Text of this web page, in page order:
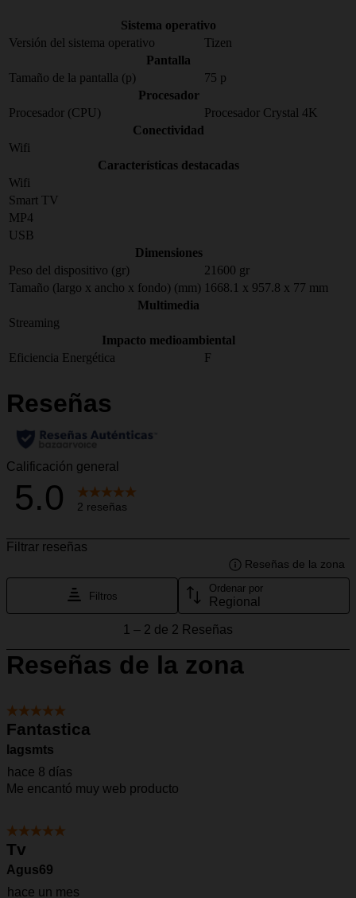
Sistema operativo
Versión del sistema operativo
Tizen
Pantalla
Tamaño de la pantalla (p)
75 p
Procesador
Procesador (CPU)
Procesador Crystal 4K
Conectividad
Wifi
Características destacadas
Wifi
Smart TV
MP4
USB
Dimensiones
Peso del dispositivo (gr)
21600 gr
Tamaño (largo x ancho x fondo) (mm) 1668.1 x 957.8 x 77 mm
Multimedia
Streaming
Impacto medioambiental
Eficiencia Energética
F